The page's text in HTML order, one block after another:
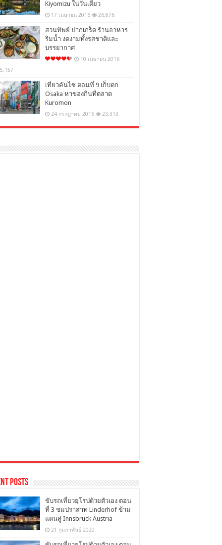
Kiyomizu ในวันเดียว
17 เมษายน 2016 26,876
สวนทิพย์ ปากเกร็ด ร้านอาหาร
ริมน้ำ งดงามทั้งรสชาติและ
บรรยากาศ
10 เมษายน 2016
เที่ยวคันไซ ตอนที่ 9 เก็บตก
Osaka หาของกินที่ตลาด
Kuromon
24 กรกฎาคม 2016 23,313
Posts
ขับรถเที่ยวยุโรปด้วยตัวเอง ตอน
ที่ 3 ชมปราสาท Linderhof ข้าม
แดนสู่ Innsbruck Austria
21 กุมภาพันธ์ 2020